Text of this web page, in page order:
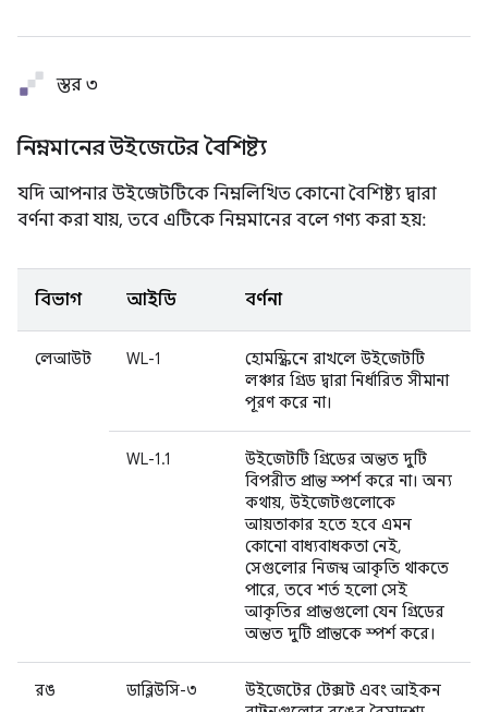
স্তর ৩
নিম্নমানের উইজেটের বৈশিষ্ট্য
যদি আপনার উইজেটটিকে নিম্নলিখিত কোনো বৈশিষ্ট্য দ্বারা
বর্ণনা করা যায়, তবে এটিকে নিম্নমানের বলে গণ্য করা হয়:
বিভাগ আইডি বর্ণনা
লেআউট WL-1
হোমস্ক্রিনে রাখলে উইজেটটি
লঞ্চার গ্রিড দ্বারা নির্ধারিত সীমানা
পূরণ করে না।
WL-1.1
উইজেটটি গ্রিডের অন্তত দুটি
বিপরীত প্রান্ত স্পর্শ করে না। অন্য
কথায়, উইজেটগুলোকে
আয়তাকার হতে হবে এমন
কোনো বাধ্যবাধকতা নেই,
সেগুলোর নিজস্ব আকৃতি থাকতে
পারে, তবে শর্ত হলো সেই
আকৃতির প্রান্তগুলো যেন গ্রিডের
অন্তত দুটি প্রান্তকে স্পর্শ করে।
রঙ ডাব্লিউসি-৩
উইজেটের টেক্সট এবং আইকন